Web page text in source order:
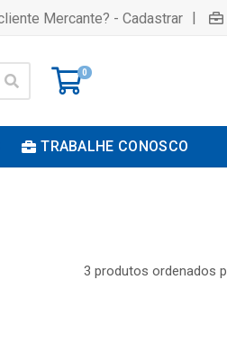
Mercante? - Cadastrar |
0
TRABALHE CONOSCO
3 produtos ordenados